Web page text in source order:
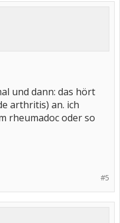
und dann: das hört
arthritis) an. ich
rheumadoc oder so
#5